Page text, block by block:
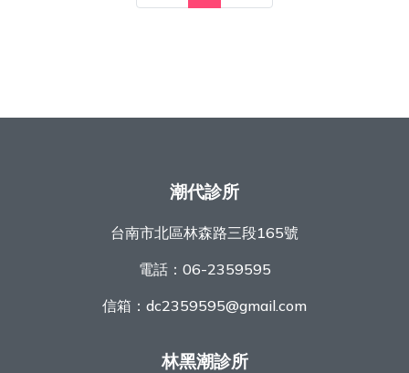
潮代診所
台南市北區林森路三段165號
電話： 06-2359595
信箱： dc2359595@gmail.com
林黑潮診所